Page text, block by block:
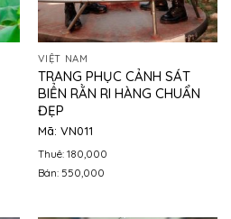
VIỆT NAM
TRANG PHỤC CẢNH SÁT
BIỂN RẰN RI HÀNG CHUẨN
ĐẸP
Mã: VN011
Thuê: 180,000
Bán: 550,000